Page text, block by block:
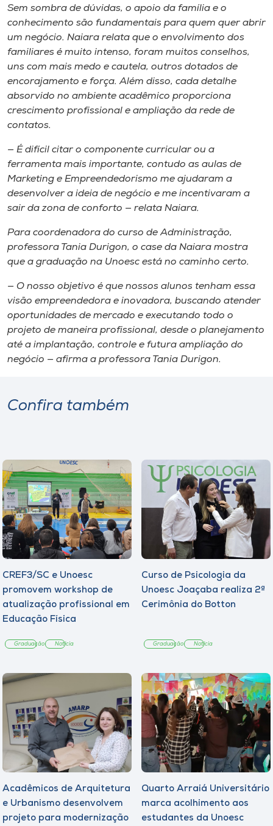
Sem sombra de dúvidas, o apoio da família e o
conhecimento são fundamentais para quem quer abrir
um negócio. Naiara relata que o envolvimento dos
familiares é muito intenso, foram muitos conselhos,
uns com mais medo e cautela, outros dotados de
encorajamento e força. Além disso, cada detalhe
absorvido no ambiente acadêmico proporciona
crescimento profissional e ampliação da rede de
contatos.
— É difícil citar o componente curricular ou a
ferramenta mais importante, contudo as aulas de
Marketing e Empreendedorismo me ajudaram a
desenvolver a ideia de negócio e me incentivaram a
sair da zona de conforto — relata Naiara.
Para coordenadora do curso de Administração,
professora Tania Durigon, o case da Naiara mostra
que a graduação na Unoesc está no caminho certo.
— O nosso objetivo é que nossos alunos tenham essa
visão empreendedora e inovadora, buscando atender
oportunidades de mercado e executando todo o
projeto de maneira profissional, desde o planejamento
até a implantação, controle e futura ampliação do
negócio — afirma a professora Tania Durigon.
Confira também
CREF3/SC e Unoesc
promovem workshop de
atualização profissional em
Educação Física
Graduação Notícia
Curso de Psicologia da
Unoesc Joaçaba realiza 2ª
Cerimônia do Botton
Graduação Notícia
Acadêmicos de Arquitetura
e Urbanismo desenvolvem
projeto para modernização
Quarto Arraiá Universitário
marca acolhimento aos
estudantes da Unoesc